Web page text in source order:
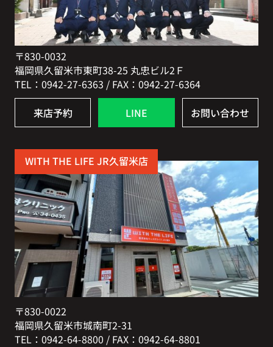
〒830-0032
福岡県久留米市東町38-25 丸忠ビル2Ｆ
TEL：0942-27-6363 / FAX：0942-27-6364
来店予約 LINE お問い合わせ
WITH THE LIFE JR久留米店
〒830-0022
福岡県久留米市城南町2-31
TEL：0942-64-8800 / FAX：0942-64-8801